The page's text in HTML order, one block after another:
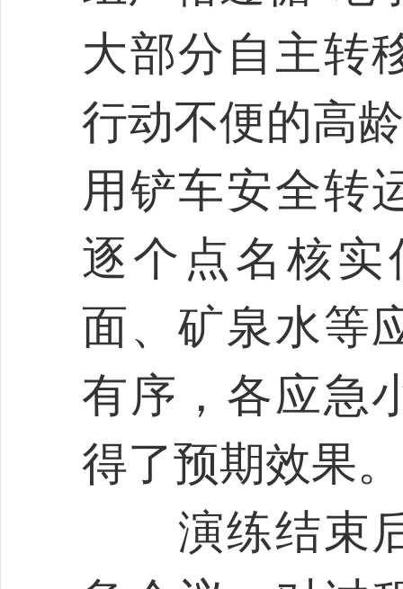
大部分自主转
行动不便的高
用铲车安全转
逐个点名核
面、矿泉水等
有序，各应急
得了预期效果。
演练结束后